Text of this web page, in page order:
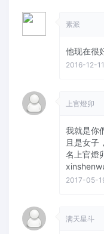
素派
他现在很
2016-12-
上官燈卯
我就是你
且是女子
名上官燈
2017-05-
满天星斗